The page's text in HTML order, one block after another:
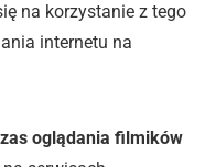
na korzystanie z tego
internetu na
oglądania filmików